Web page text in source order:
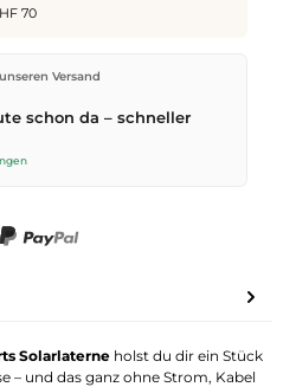
70
Lager in Kriens. Ab
bis
versendet – Zustellung am
Schweizerischen Post.
Versand
schon da – schneller
Solarlaterne holst du dir ein Stück
– und das ganz ohne Strom, Kabel